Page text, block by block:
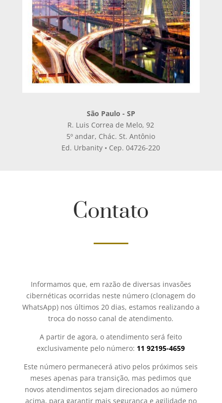
São Paulo - SP
R. Luis Correa de Melo, 92
5º andar, Chác. St. Antônio
Ed. Urbanity • Cep. 04726-220
Contato
Informamos que, em razão de diversas invasões
cibernéticas ocorridas neste número (clonagem do
WhatsApp) nos últimos 20 dias, estamos realizando a
troca do nosso canal de atendimento.
A partir de agora, o atendimento será feito
exclusivamente pelo número: 11 92195-4659
Este número permanecerá ativo pelos próximos seis
meses apenas para transição, mas pedimos que
novos atendimentos sejam direcionados ao número
acima, para garantir mais segurança e agilidade no